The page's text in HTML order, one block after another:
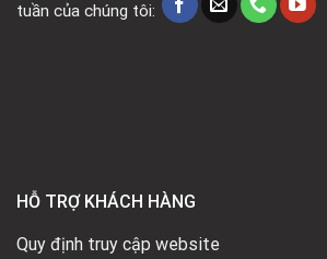
tuần của chúng tôi:
HỖ TRỢ KHÁCH HÀNG
Quy định truy cập website